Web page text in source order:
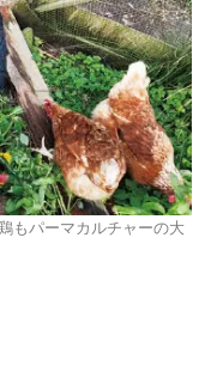
もパーマカルチャーの大